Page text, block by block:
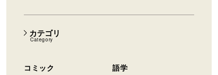
カテゴリ
Category
コミック
語学